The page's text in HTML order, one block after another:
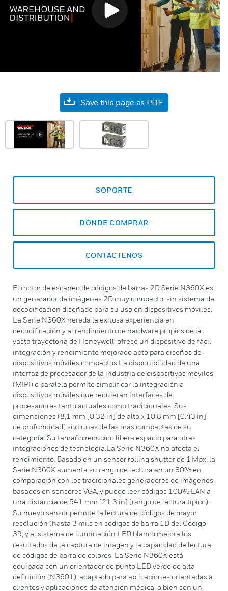
Save this page as PDF
SOPORTE
DÓNDE COMPRAR
CONTÁCTENOS
El motor de escaneo de códigos de barras 2D Serie N360X es
un generador de imágenes 2D muy compacto, sin sistema de
decodificación diseñado para su uso en dispositivos móviles.
La Serie N360X hereda la exitosa experiencia en
decodificación y el rendimiento de hardware propios de la
vasta trayectoria de Honeywell: ofrece un dispositivo de fácil
integración y rendimiento mejorado apto para diseños de
dispositivos móviles compactos.La disponibilidad de una
interfaz de procesador de la industria de dispositivos móviles
(MIPI) o paralela permite simplificar la integración a
dispositivos móviles que requieran interfaces de
procesadores tanto actuales como tradicionales. Sus
dimensiones (8,1 mm [0.32 in] de alto x 10.8 mm [0.43 in]
de profundidad) son unas de las más compactas de su
categoría. Su tamaño reducido libera espacio para otras
integraciones de tecnología.La Serie N360X no afecta el
rendimiento. Basado en un sensor rolling shutter de 1 Mpx, la
Serie N360X aumenta su rango de lectura en un 80% en
comparación con los tradicionales generadores de imágenes
basados en sensores VGA, y puede leer códigos 100% EAN a
una distancia de 541 mm [21.3 in] (rango de lectura típico).
Su nuevo sensor permite la lectura de códigos de mayor
resolución (hasta 3 mils en códigos de barra 1D del Código
39, y el sistema de iluminación LED blanco mejora los
resultados de la captura de imagen y la capacidad de lectura
de códigos de barra de colores. La Serie N360X está
equipada con un orientador de punto LED verde de alta
definición (N3601), adaptado para aplicaciones orientadas a
clientes y aplicaciones de atención médica, o bien con un